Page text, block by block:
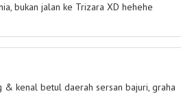
bukan jalan ke Trizara XD hehehe
kenal betul daerah sersan bajuri, graha